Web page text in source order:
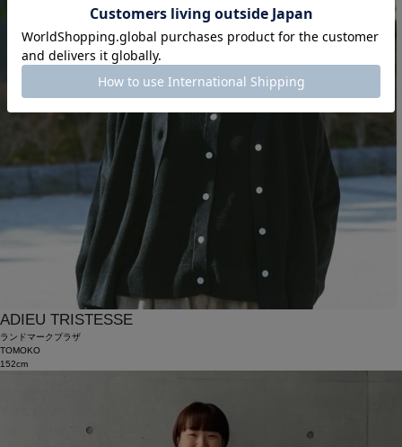
ADIEU TRISTESSE
ランドマークプラザ
TOMOKO
152cm